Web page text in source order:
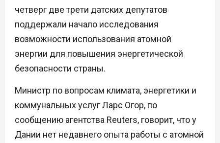
четверг две трети датских депутатов
поддержали начало исследования
возможности использования атомной
энергии для повышения энергетической
безопасности страны.
Министр по вопросам климата, энергетики и
коммунальных услуг Ларс Огор, по
сообщению агентства Reuters, говорит, что у
Дании нет недавнего опыта работы с атомной